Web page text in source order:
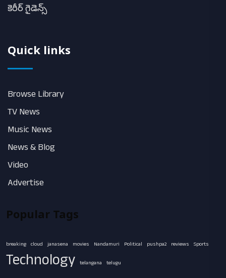
కెరీర్ గైడెన్స్
Quick links
Browse Library
TV News
Music News
News & Blog
Video
Advertise
Popular Tags
breaking cloud janasena movies Nandamuri Political pushpa2 reviews Sports
Technology telangana telugu